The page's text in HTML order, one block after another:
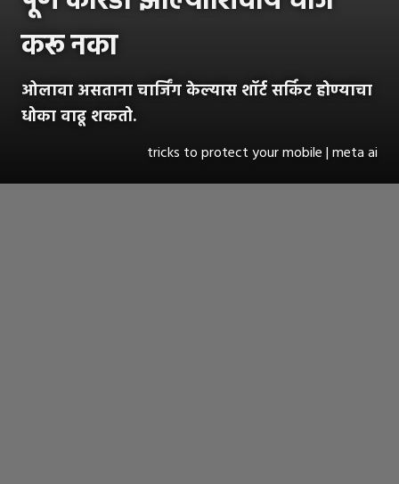
करू नका
ओलावा असताना चार्जिंग केल्यास शॉर्ट सर्किट होण्याचा
धोका वाढू शकतो.
tricks to protect your mobile | meta ai